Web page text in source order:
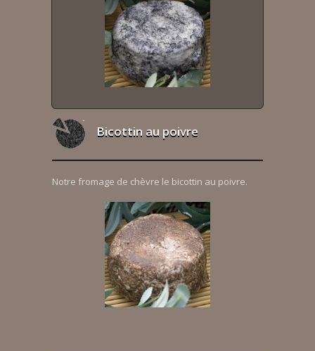
Bicottin au poivre
Notre fromage de chèvre le bicottin au poivre.